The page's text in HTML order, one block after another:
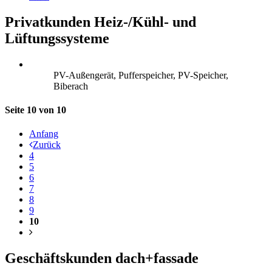
Privatkunden Heiz-/Kühl- und
Lüftungssysteme
PV-Außengerät, Pufferspeicher, PV-Speicher,
Biberach
Seite 10 von 10
Anfang
Zurück
4
5
6
7
8
9
10
Geschäftskunden dach+fassade